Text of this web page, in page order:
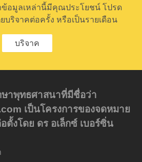
อมูลเหล่านี้มีคุณประโยชน์ โปรด
บริจาคต่อครั้ง หรือเป็นรายเดือน
บริจาค
ษาพุทธศาสนาที่มีชื่อว่า
เป็นโครงการของจดหมาย
ตั้งโดย ดร อเล็กซ์ เบอร์ซิ่น